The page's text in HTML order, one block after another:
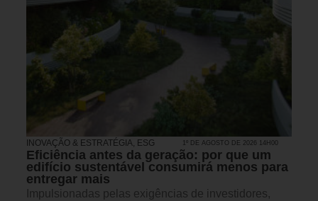
INOVAÇÃO & ESTRATÉGIA, ESG 1º DE AGOSTO DE 2026 14H00
Eficiência antes da geração: por que um
edifício sustentável consumirá menos para
entregar mais
Impulsionadas pelas exigências de investidores,